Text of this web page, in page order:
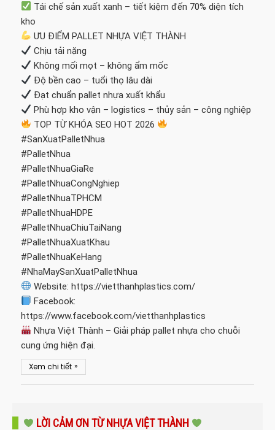
Tái chế sản xuất xanh – tiết kiệm đến 70% diện tích
kho
ƯU ĐIỂM PALLET NHỰA VIỆT THÀNH
Chịu tải nặng
Không mối mọt – không ẩm mốc
Độ bền cao – tuổi thọ lâu dài
Đạt chuẩn pallet nhựa xuất khẩu
Phù hợp kho vận – logistics – thủy sản – công nghiệp
TOP TỪ KHÓA SEO HOT 2026
#SanXuatPalletNhua
#PalletNhua
#PalletNhuaGiaRe
#PalletNhuaCongNghiep
#PalletNhuaTPHCM
#PalletNhuaHDPE
#PalletNhuaChiuTaiNang
#PalletNhuaXuatKhau
#PalletNhuaKeHang
#NhaMaySanXuatPalletNhua
Website: https://vietthanhplastics.com/
Facebook:
https://www.facebook.com/vietthanhplastics
Nhựa Việt Thành – Giải pháp pallet nhựa cho chuỗi
cung ứng hiện đại.
Xem chi tiết »
LỜI CẢM ƠN TỪ NHỰA VIỆT THÀNH